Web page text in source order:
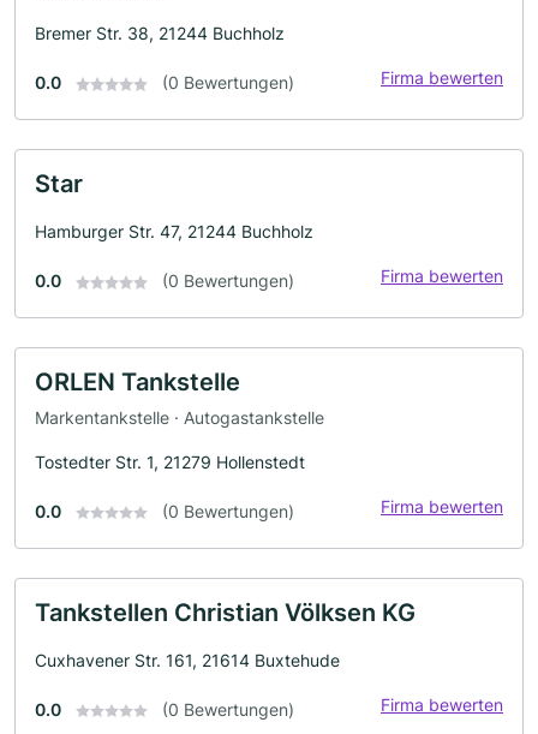
Bremer Str. 38, 21244 Buchholz
0.0 (0 Bewertungen) Firma bewerten
Star
Hamburger Str. 47, 21244 Buchholz
0.0 (0 Bewertungen) Firma bewerten
ORLEN Tankstelle
Markentankstelle · Autogastankstelle
Tostedter Str. 1, 21279 Hollenstedt
0.0 (0 Bewertungen) Firma bewerten
Tankstellen Christian Völksen KG
Cuxhavener Str. 161, 21614 Buxtehude
0.0 (0 Bewertungen) Firma bewerten